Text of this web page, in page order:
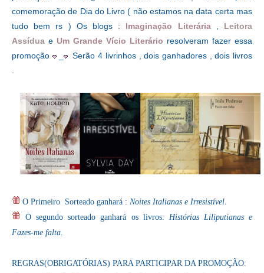
comemoração de Dia do Livro ( não estamos na data certa mas
tudo bem rs ) Os blogs : Imaginação Literária, Leitora
Assídua e Um Grande Vício Literário resolveram fazer essa
promoção
Serão 4 livrinhos , dois ganhadores , dois livros
O Primeiro Sorteado ganhará : Noites Italianas e Irresistível
O segundo sorteado ganhará os livros: Histórias Liliputianas e
Fazes-me falta
REGRAS(OBRIGATÓRIAS) PARA PARTICIPAR DA PROMOÇÃO: